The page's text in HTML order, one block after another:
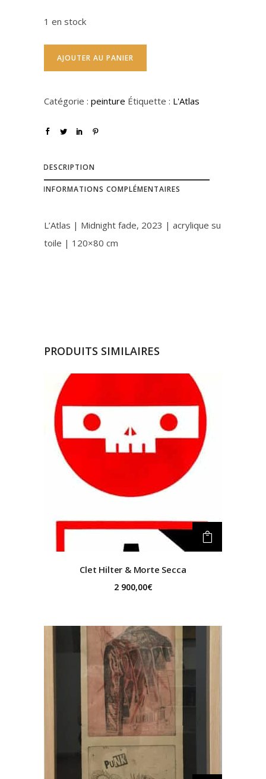
1 en stock
AJOUTER AU PANIER
Catégorie : peinture Étiquette : L'Atlas
DESCRIPTION
INFORMATIONS COMPLÉMENTAIRES
L’Atlas | Midnight fade, 2023 | acrylique su
toile | 120×80 cm
PRODUITS SIMILAIRES
Clet Hilter & Morte Secca
2 900,00€